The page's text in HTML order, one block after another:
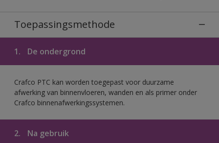
Toepassingsmethode
1. De ondergrond
Crafco PTC kan worden toegepast voor duurzame
afwerking van binnenvloeren, wanden en als primer onder
Crafco binnenafwerkingssystemen.
2. Na gebruik